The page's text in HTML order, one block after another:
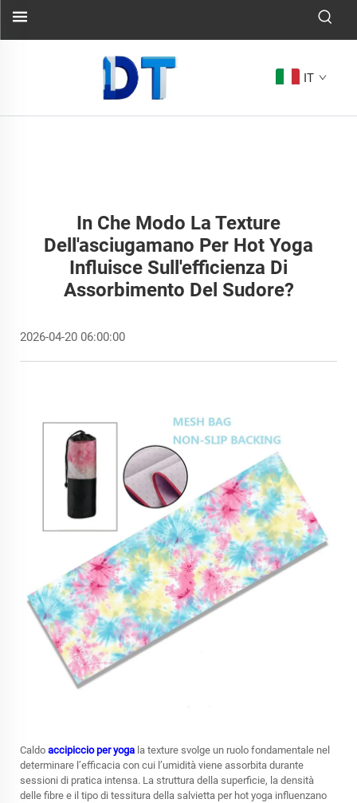
IT
In Che Modo La Texture
Dell'asciugamano Per Hot Yoga
Influisce Sull'efficienza Di
Assorbimento Del Sudore?
2026-04-20 06:00:00
Caldo accipiccio per yoga la texture svolge un ruolo fondamentale nel
determinare l’efficacia con cui l’umidità viene assorbita durante
sessioni di pratica intensa. La struttura della superficie, la densità
delle fibre e il tipo di tessitura della salvietta per hot yoga influenzano